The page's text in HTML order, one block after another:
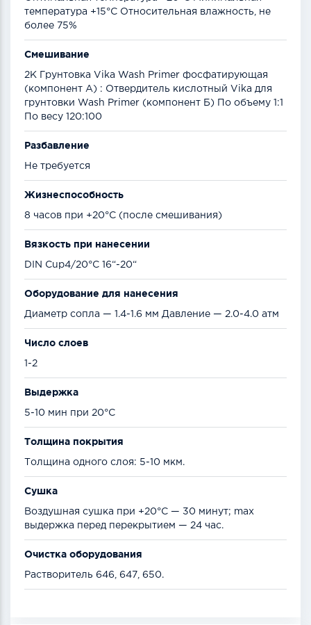
температура +15°С Относительная влажность, не
более 75%
Смешивание
2К Грунтовка Vika Wash Primer фосфатирующая
(компонент А) : Отвердитель кислотный Vika для
грунтовки Wash Primer (компонент Б) По объему 1:1
По весу 120:100
Разбавление
Не требуется
Жизнеспособность
8 часов при +20°С (после смешивания)
Вязкость при нанесении
DIN Cup4/20°C 16“-20“
Оборудование для нанесения
Диаметр сопла — 1.4-1.6 мм Давление — 2.0-4.0 атм
Число слоев
1-2
Выдержка
5-10 мин при 20°С
Толщина покрытия
Толщина одного слоя: 5-10 мкм.
Сушка
Воздушная сушка при +20°С — 30 минут; max
выдержка перед перекрытием — 24 час.
Очистка оборудования
Растворитель 646, 647, 650.